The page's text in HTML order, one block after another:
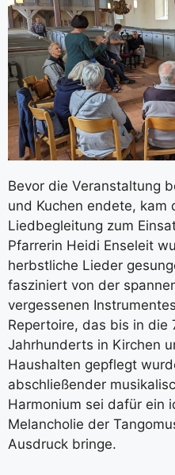
Bevor die Veranstaltung
und Kuchen endete, kam
Liedbegleitung zum
Pfarrerin Heidi Enseleit
herbstliche Lieder
fasziniert von der
vergessenen
Repertoire, das bis in die
Jahrhunderts in Kirchen
Haushalten gepflegt
abschließender
Harmonium sei dafür ein
Melancholie der
Ausdruck bringe.